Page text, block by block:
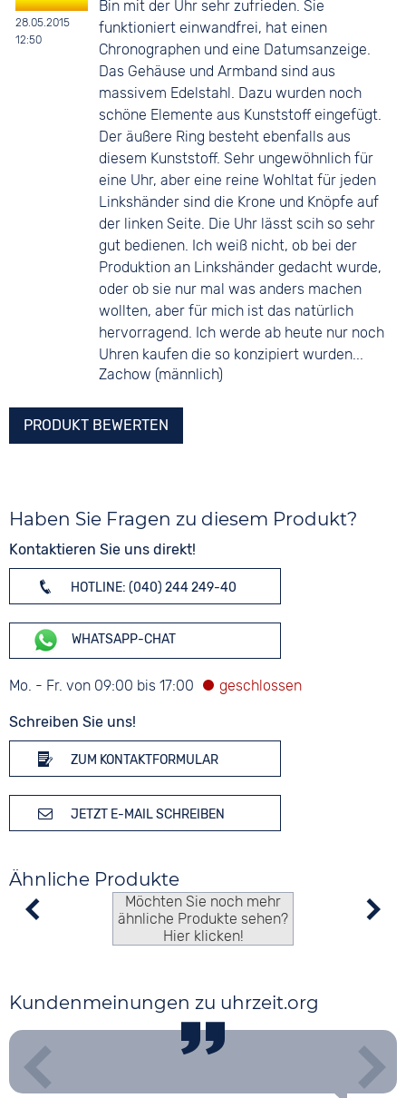
28.05.2015
12:50
Bin mit der Uhr sehr zufrieden. Sie
funktioniert einwandfrei, hat einen
Chronographen und eine Datumsanzeige.
Das Gehäuse und Armband sind aus
massivem Edelstahl. Dazu wurden noch
schöne Elemente aus Kunststoff eingefügt.
Der äußere Ring besteht ebenfalls aus
diesem Kunststoff. Sehr ungewöhnlich für
eine Uhr, aber eine reine Wohltat für jeden
Linkshänder sind die Krone und Knöpfe auf
der linken Seite. Die Uhr lässt scih so sehr
gut bedienen. Ich weiß nicht, ob bei der
Produktion an Linkshänder gedacht wurde,
oder ob sie nur mal was anders machen
wollten, aber für mich ist das natürlich
hervorragend. Ich werde ab heute nur noch
Uhren kaufen die so konzipiert wurden...
Zachow (männlich)
PRODUKT BEWERTEN
Haben Sie Fragen zu diesem Produkt?
Kontaktieren Sie uns direkt!
HOTLINE: (040) 244 249-40
WHATSAPP-CHAT
Mo. - Fr. von 09:00 bis 17:00
Schreiben Sie uns!
ZUM KONTAKTFORMULAR
JETZT E-MAIL SCHREIBEN
Ähnliche Produkte
Möchten Sie noch mehr
ähnliche Produkte sehen?
Hier klicken!
Kundenmeinungen zu uhrzeit.org